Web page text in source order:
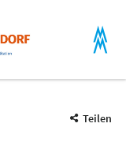
Teilen